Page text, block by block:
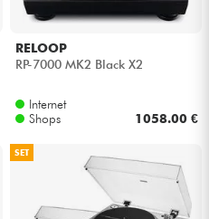
RELOOP
RP-7000 MK2 Black X2
Internet
Shops
1058.00 €
SET